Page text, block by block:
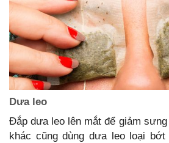
Dưa leo
Đắp dưa leo lên mắt để giảm
khác cũng dùng dưa leo loại bớt